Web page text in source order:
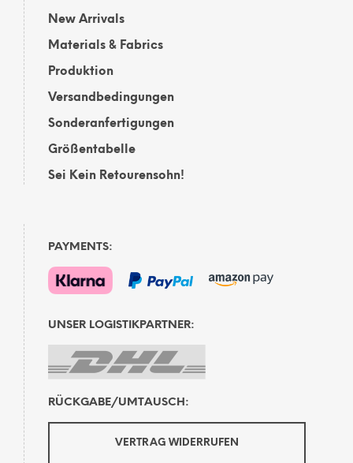
New Arrivals
Materials & Fabrics
Produktion
Versandbedingungen
Sonderanfertigungen
Größentabelle
Sei Kein Retourensohn!
PAYMENTS:
UNSER LOGISTIKPARTNER:
RÜCKGABE/UMTAUSCH:
VERTRAG WIDERRUFEN